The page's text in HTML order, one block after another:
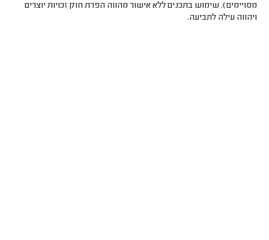
מסויימים). שימוש בתכנים ללא אישור מהווה הפרת חוק זכויות יוצרים
ויהווה עילה לתביעה.